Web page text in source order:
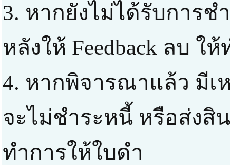
3. หากยังไม่ได้รับการ
หลังให้ Feedback ลบ ใ
4. หากพิจารณาแล้ว มีเ
จะไม่ชำระหนี้ หรือส่งสิ
ทำการให้ใบดำ